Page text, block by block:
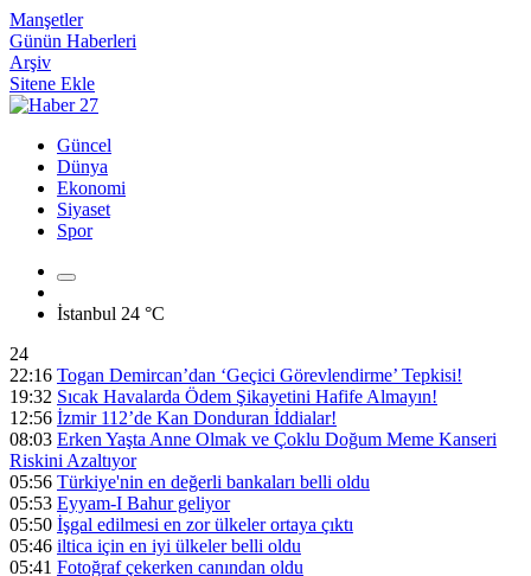
Manşetler
Günün Haberleri
Arşiv
Sitene Ekle
Güncel
Dünya
Ekonomi
Siyaset
Spor
İstanbul 24 °C
24
22:16 Togan Demircan’dan ‘Geçici Görevlendirme’ Tepkisi!
19:32 Sıcak Havalarda Ödem Şikayetini Hafife Almayın!
12:56 İzmir 112’de Kan Donduran İddialar!
08:03 Erken Yaşta Anne Olmak ve Çoklu Doğum Meme Kanseri
Riskini Azaltıyor
05:56 Türkiye'nin en değerli bankaları belli oldu
05:53 Eyyam-I Bahur geliyor
05:50 İşgal edilmesi en zor ülkeler ortaya çıktı
05:46 iltica için en iyi ülkeler belli oldu
05:41 Fotoğraf çekerken canından oldu